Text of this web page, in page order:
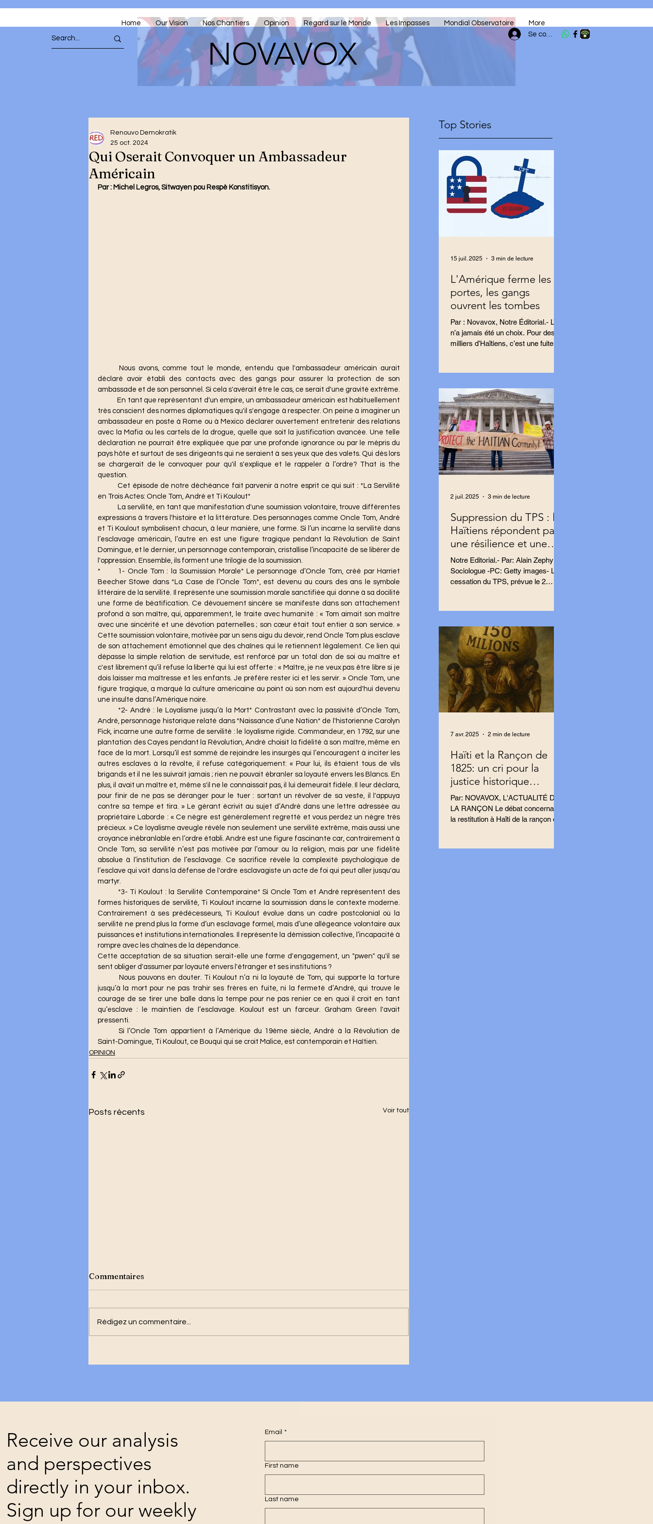
Home Our Vision Nos Chantiers Opinion Regard sur le Monde Les Impasses Mondial Observatoire More
NOVAVOX
Se connecter
Qui Oserait Convoquer un Ambassadeur
Américain
Renouvo Demokratik
25 oct. 2024
Par : Michel Legros, Sitwayen pou Respè Konstitisyon.
déclaré avoir établi des contacts avec des gangs pour assurer la protection de son
très conscient des normes diplomatiques qu'il s'engage à respecter. On peine à imaginer un
ambassadeur en poste à Rome ou à Mexico déclarer ouvertement entretenir des relations
avec la Mafia ou les cartels de la drogue, quelle que soit la justification avancée. Une telle
déclaration ne pourrait être expliquée que par une profonde ignorance ou par le mépris du
pays hôte et surtout de ses dirigeants qui ne seraient à ses yeux que des valets. Qui dès lors
se chargerait de le convoquer pour qu'il s'explique et le rappeler à l’ordre? That is the
question.
	Cet épisode de notre déchéance fait parvenir à notre esprit ce qui suit : *La Servilité
en Trois Actes: Oncle Tom, André et Ti Koulout*
expressions à travers l'histoire et la littérature. Des personnages comme Oncle Tom, André
et Ti Koulout symbolisent chacun, à leur manière, une forme. Si l’un incarne la servilité dans
l’esclavage américain, l’autre en est une figure tragique pendant la Révolution de Saint
Domingue, et le dernier, un personnage contemporain, cristallise l’incapacité de se libérer de
l'oppression. Ensemble, ils forment une trilogie de la soumission.
*	1- Oncle Tom : la Soumission Morale* Le personnage d’Oncle Tom, créé par Harriet
Beecher Stowe dans *La Case de l’Oncle Tom*, est devenu au cours des ans le symbole
littéraire de la servilité. Il représente une soumission morale sanctifiée qui donne à sa docilité
une forme de béatification. Ce dévouement sincère se manifeste dans son attachement
profond à son maître, qui, apparemment, le traite avec humanité : « Tom aimait son maître
avec une sincérité et une dévotion paternelles ; son cœur était tout entier à son service. »
Cette soumission volontaire, motivée par un sens aigu du devoir, rend Oncle Tom plus esclave
de son attachement émotionnel que des chaînes qui le retiennent légalement. Ce lien qui
dépasse la simple relation de servitude, est renforcé par un total don de soi au maître et
c'est librement qu’il refuse la liberté qui lui est offerte : « Maître, je ne veux pas être libre si je
dois laisser ma maîtresse et les enfants. Je préfère rester ici et les servir. » Oncle Tom, une
figure tragique, a marqué la culture américaine au point où son nom est aujourd'hui devenu
une insulte dans l’Amérique noire.
	*2- André : le Loyalisme jusqu’à la Mort* Contrastant avec la passivité d’Oncle Tom,
André, personnage historique relaté dans *Naissance d’une Nation* de l'historienne Carolyn
Fick, incarne une autre forme de servilité : le loyalisme rigide. Commandeur, en 1792, sur une
plantation des Cayes pendant la Révolution, André choisit la fidélité à son maître, même en
face de la mort. Lorsqu’il est sommé de rejoindre les insurgés qui l’encouragent à inciter les
autres esclaves à la révolte, il refuse catégoriquement: « Pour lui, ils étaient tous de vils
brigands et il ne les suivrait jamais ; rien ne pouvait ébranler sa loyauté envers les Blancs. En
plus, il avait un maître et, même s'il ne le connaissait pas, il lui demeurait fidèle. Il leur déclara,
pour finir de ne pas se déranger pour le tuer : sortant un révolver de sa veste, il l'appuya
contre sa tempe et tira. » Le gérant écrivit au sujet d’André dans une lettre adressée au
propriétaire Laborde : « Ce nègre est généralement regretté et vous perdez un nègre très
précieux. » Ce loyalisme aveugle révèle non seulement une servilité extrême, mais aussi une
croyance inébranlable en l’ordre établi. André est une figure fascinante car, contrairement à
Oncle Tom, sa servilité n’est pas motivée par l’amour ou la religion, mais par une fidélité
absolue à l’institution de l’esclavage. Ce sacrifice révèle la complexité psychologique de
l’esclave qui voit dans la défense de l'ordre esclavagiste un acte de foi qui peut aller jusqu'au
martyr.
formes historiques de servilité, Ti Koulout incarne la soumission dans le contexte moderne.
Contrairement à ses prédécesseurs, Ti Koulout évolue dans un cadre postcolonial où la
servilité ne prend plus la forme d’un esclavage formel, mais d’une allégeance volontaire aux
puissances et institutions internationales. Il représente la démission collective, l’incapacité à
rompre avec les chaînes de la dépendance.
Cette acceptation de sa situation serait-elle une forme d'engagement, un "pwen" qu'il se
sent obliger d'assumer par loyauté envers l'étranger et ses institutions ?
jusqu’à la mort pour ne pas trahir ses frères en fuite, ni la fermeté d’André, qui trouve le
courage de se tirer une balle dans la tempe pour ne pas renier ce en quoi il croit en tant
qu’esclave : le maintien de l’esclavage. Koulout est un farceur. Graham Green l'avait
pressenti.
	Si l’Oncle Tom appartient à l’Amérique du 19ème siècle, André à la Révolution de
Saint-Domingue, Ti Koulout, ce Bouqui qui se croit Malice, est contemporain et Haïtien.
OPINION
Posts récents Voir tout
Commentaires
Rédigez un commentaire...
Top Stories
L'Amérique ferme les
portes, les gangs
ouvrent les tombes
Par : Novavox, Notre Éditorial.- L’exil
n’a jamais été un choix. Pour des
milliers d’Haïtiens, c’est une fuite,
15 juil. 2025 3 min de lecture
Suppression du TPS : les
Haïtiens répondent par
une résilience et une
résistance farouches
Notre Editorial.- Par: Alain Zephyr,
Sociologue -PC: Getty images- La
cessation du TPS, prévue le 2
2 juil. 2025 3 min de lecture
Haïti et la Rançon de
1825: un cri pour la
justice historique
résonne en France.
Par: NOVAVOX, L'ACTUALITÉ DE
LA RANÇON Le débat concernant
la restitution à Haïti de la rançon de
7 avr. 2025 2 min de lecture
Receive our analysis
and perspectives
directly in your inbox.
Sign up for our weekly
Email *
First name
Last name